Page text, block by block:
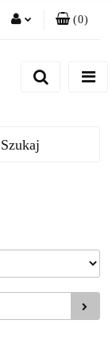
(0)
Szukaj